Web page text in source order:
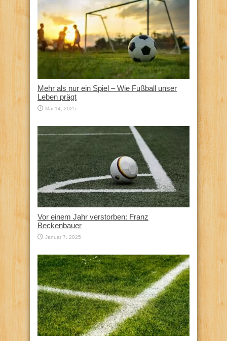
Mehr als nur ein Spiel – Wie Fußball unser
Leben prägt
Mai 14, 2025
Vor einem Jahr verstorben: Franz
Beckenbauer
Januar 7, 2025